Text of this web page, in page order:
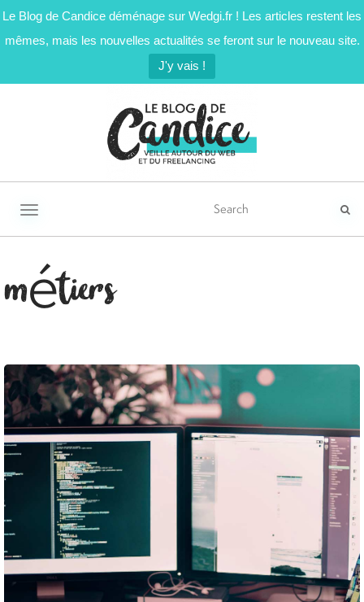
Le Blog de Candice déménage sur Wedgi.fr ! Les articles restent les
mêmes, mais les nouvelles actualités se feront sur le nouveau site.
J'y vais !
Activer/désactiver la navigation
métiers